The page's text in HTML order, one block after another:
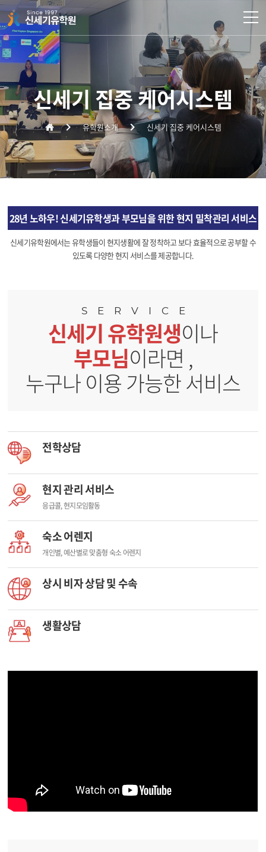
주메뉴 바로가기
컨텐츠 바로가기
신세기 집중 케어시스템
유학원소개 신세기 집중 케어시스템
28년 노하우! 신세기유학생과부모님을 위한 현지 밀착관리 서비스
신세기유학원에서는 유학생들이 현지생활에 잘 정착하고 보다 효율적으로 공부할 수
있도록 다양한 현지 서비스를 제공합니다.
SERVICE
신세기 유학원생이나
부모님이라면 ,
누구나 이용 가능한 서비스
전학상담
현지 관리 서비스
응급콜, 현지모임활동
숙소 어렌지
개인별, 예산별로 맞춤형 숙소 어렌지
상시 비자 상담 및 수속
생활상담